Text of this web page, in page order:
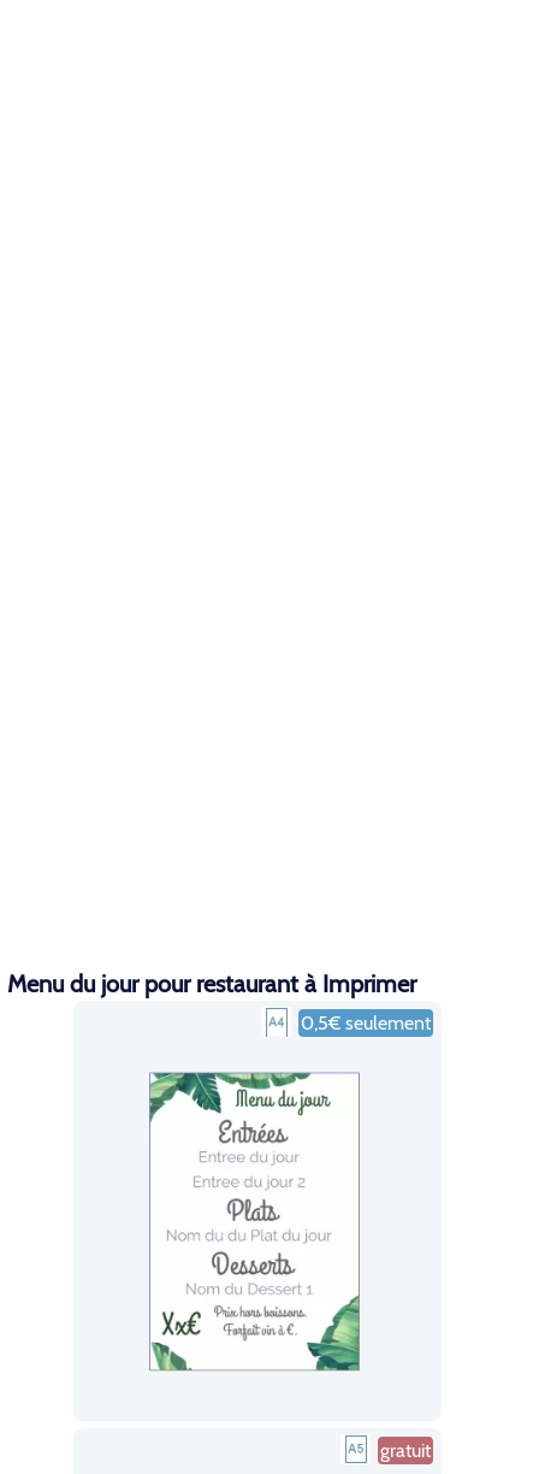
Menu du jour pour restaurant à Imprimer
0,5€ seulement
gratuit